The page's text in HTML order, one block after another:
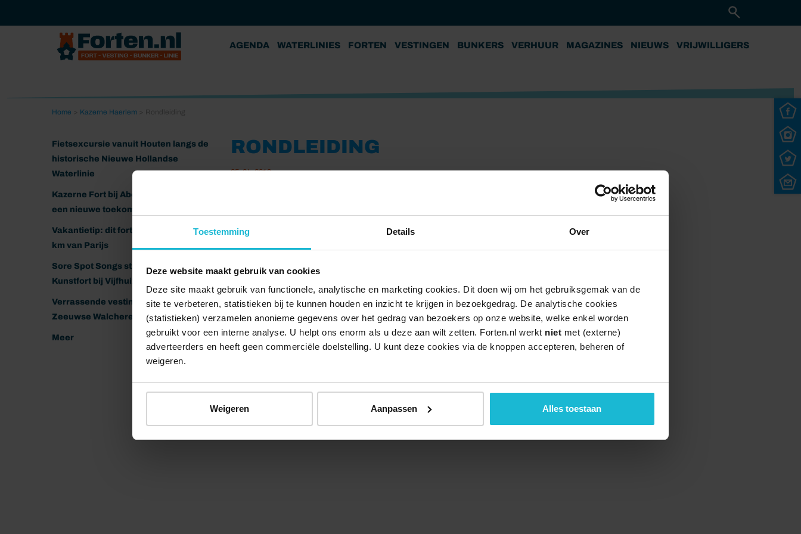
Toestemming Details Over
Deze website maakt gebruik van cookies
Deze site maakt gebruik van functionele, analytische en marketing cookies. Dit doen wij om het gebruiksgemak van de
site te verbeteren, statistieken bij te kunnen houden en inzicht te krijgen in bezoekgedrag. De analytische cookies
(statistieken) verzamelen anonieme gegevens over het gedrag van bezoekers op onze website, welke enkel worden
gebruikt voor een interne analyse. U helpt ons enorm als u deze aan wilt zetten. Forten.nl werkt niet met (externe)
adverteerders en heeft geen commerciële doelstelling. U kunt deze cookies via de knoppen accepteren, beheren of
weigeren.
Weigeren Aanpassen Alles toestaan
AGENDA WATERLINIES FORTEN VESTINGEN BUNKERS VERHUUR MAGAZINES NIEUWS VRIJWILLIGERS
Home Kazerne Haerlem
Fietsexcursie vanuit Houten langs de
historische Nieuwe Hollandse
Waterlinie
Kazerne Fort bij Abcoude klaar voor
een nieuwe toekomst
Vakantietip: dit fort ligt nog geen 20
km van Parijs
Sore Spot Songs strijkt neer op het
Kunstfort bij Vijfhuizen
Verrassende vestingen van het
Zeeuwse Walcheren
Meer
RONDLEIDING
25-04-2019
© 2026 Stichting Forten Nederland Over ons Doneer nu Disclaimer Contact Forten.nl wordt ondersteund door de